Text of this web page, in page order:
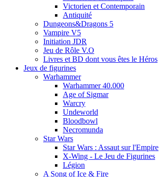
Victorien et Contemporain
Antiquité
Dungeons&Dragons 5
Vampire V5
Initiation JDR
Jeu de Rôle V.O
Livres et BD dont vous êtes le Héros
Jeux de figurines
Warhammer
Warhammer 40.000
Age of Sigmar
Warcry
Undeworld
Bloodbowl
Necromunda
Star Wars
Star Wars : Assaut sur l'Empire
X-Wing - Le Jeu de Figurines
Légion
A Song of Ice & Fire